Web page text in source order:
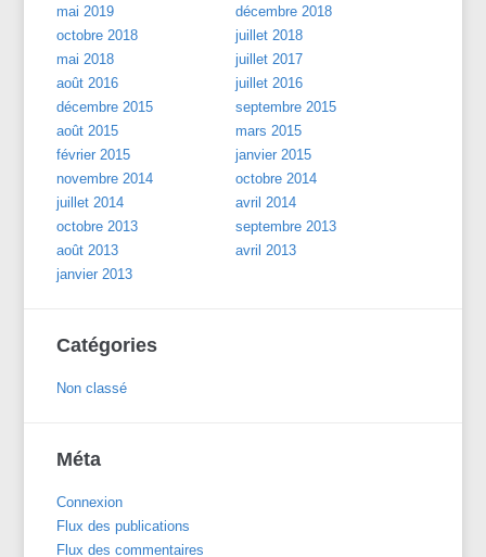
mai 2019
décembre 2018
octobre 2018
juillet 2018
mai 2018
juillet 2017
août 2016
juillet 2016
décembre 2015
septembre 2015
août 2015
mars 2015
février 2015
janvier 2015
novembre 2014
octobre 2014
juillet 2014
avril 2014
octobre 2013
septembre 2013
août 2013
avril 2013
janvier 2013
Catégories
Non classé
Méta
Connexion
Flux des publications
Flux des commentaires